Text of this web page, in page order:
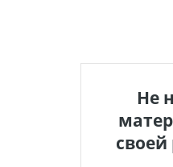
Не
своей